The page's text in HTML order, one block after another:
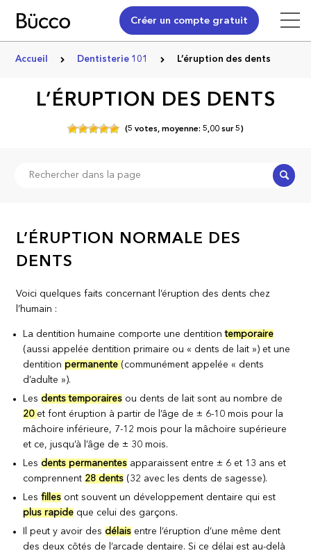
Créer un compte gratuit
Accueil Dentisterie 101 L’éruption des dents
L’ÉRUPTION DES DENTS
(5 votes, moyenne: 5,00 sur5)
L’ÉRUPTION NORMALE DES
DENTS
Voici quelques faits concernant l’éruption des dents chez
l’humain :
La dentition humaine comporte une dentitiontemporaire
(aussi appelée dentition primaire ou « dents de lait ») et une
dentitionpermanente (communément appelée « dents
d’adulte »).
Les dents temporaires ou dents de lait sont au nombre de
20 et font éruption à partir de l’âge de ± 6-10 mois pour la
mâchoire inférieure, 7-12 mois pour la mâchoire supérieure
et ce, jusqu’à l’âge de ± 30 mois.
Les dents permanentes apparaissent entre ± 6 et 13 ans et
comprennent 28 dents (32 avec les dents de sagesse).
Lesfilles ont souvent un développement dentaire qui est
plus rapide que celui des garçons.
Il peut y avoir des délais entre l’éruption d’une même dent
des deux côtés de l’arcade dentaire. Si ce délai est au-delà